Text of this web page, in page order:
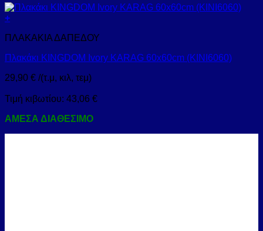
+
ΠΛΑΚΑΚΙΑ ΔΑΠΕΔΟΥ
Πλακάκι KINGDOM Ivory KARAG 60x60cm (KINI6060)
29,90 € /(τ.μ, κιλ, τεμ)
Τιμή κιβωτίου: 43,06 €
ΑΜΕΣΑ ΔΙΑΘΕΣΙΜΟ